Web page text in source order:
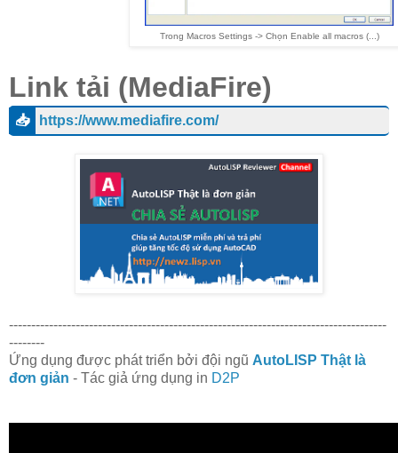
Trong Macros Settings -> Chọn Enable all macros (...)
Link tải (MediaFire)
📥 https://www.mediafire.com/
-------------------------------------------------------------------------------------
--------
Ứng dụng được phát triển bởi đội ngũ AutoLISP Thật là
đơn giản - Tác giả ứng dụng in D2P